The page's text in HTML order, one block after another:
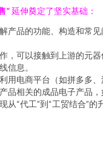
”延伸奠定了坚实基础：
产品的功能、构造和常见
，可以接触到上游的元器
信息。
用电商平台（如拼多多、
品相关的成品电子产品，
从“代工”到“工贸结合”的